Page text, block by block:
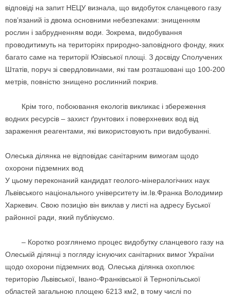
відповіді на запит НЕЦУ визнала, що видобуток сланцевого газу
пов’язаний із двома основними небезпеками: знищенням
рослин і забрудненням води. Зокрема, видобування
проводитимуть на територіях природно-заповідного фонду, яких
багато саме на території Юзівської площі. З досвіду Сполучених
Штатів, поруч зі свердловинами, які там розташовані що 100-200
метрів, повністю знищено рослинний покрив.
Крім того, побоювання екологів викликає і збереження
водних ресурсів – захист ґрунтових і поверхневих вод від
зараження реагентами, які використовують при видобуванні.
Олеська ділянка не відповідає санітарним вимогам щодо
охорони підземних вод
У цьому переконаний кандидат геолого-мінералогічних наук
Львівського національного університету ім.Ів.Франка Володимир
Харкевич. Свою позицію він виклав у листі на адресу Буської
районної ради, який публікуємо.
– Коротко розглянемо процес видобутку сланцевого газу на
Олеській ділянці з погляду існуючих санітарних вимог України
щодо охорони підземних вод. Олеська ділянка охоплює
територію Львівської, Івано-Франківської й Тернопільської
областей загальною площею 6213 км2, в тому числі по